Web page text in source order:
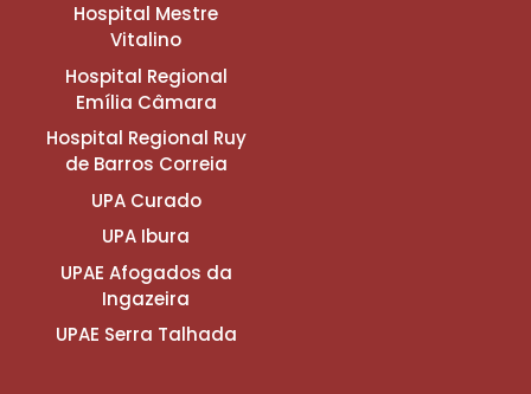
Hospital Mestre
Vitalino
Hospital Regional
Emília Câmara
Hospital Regional Ruy
de Barros Correia
UPA Curado
UPA Ibura
UPAE Afogados da
Ingazeira
UPAE Serra Talhada